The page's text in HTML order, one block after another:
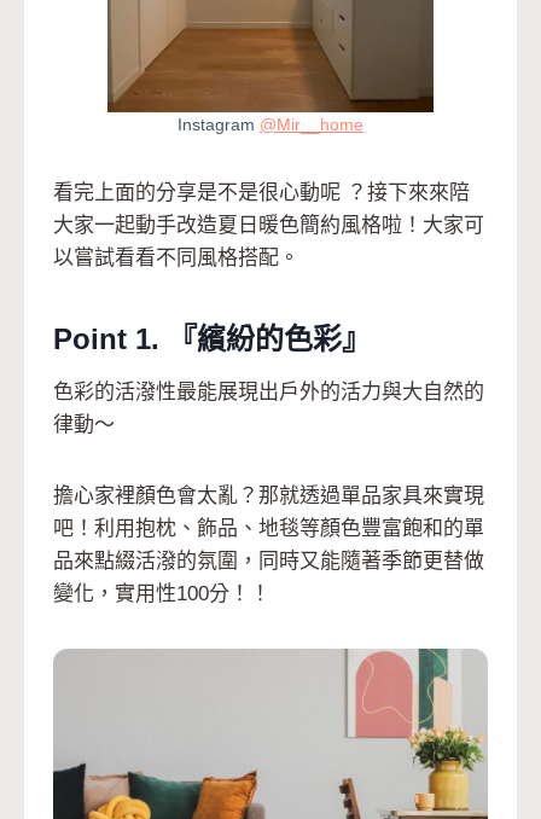
Instagram @Mir__home
看完上面的分享是不是很心動呢 ？接下來來陪
大家一起動手改造夏日暖色簡約風格啦 ！ 大家可
以嘗試看看不同風格搭配。
Point 1. 『繽紛的色彩』
色彩的活潑性最能展現出戶外的活力與大自然的
律動～
擔心家裡顏色會太亂？那就透過單品家具來實現
吧！利用抱枕、飾品、地毯等顏色豐富飽和的單
品來點綴活潑的氛圍，同時又能隨著季節更替做
變化，實用性100分！！